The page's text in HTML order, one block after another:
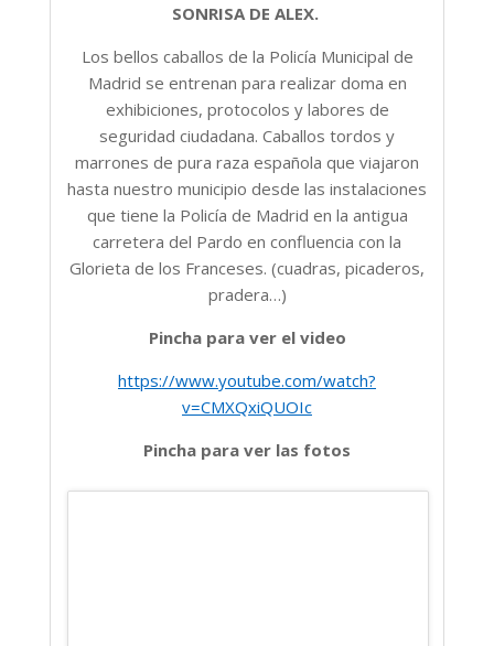
SONRISA DE ALEX.
Los bellos caballos de la Policía Municipal de
Madrid se entrenan para realizar doma en
exhibiciones, protocolos y labores de
seguridad ciudadana. Caballos tordos y
marrones de pura raza española que viajaron
hasta nuestro municipio desde las instalaciones
que tiene la Policía de Madrid en la antigua
carretera del Pardo en confluencia con la
Glorieta de los Franceses. (cuadras, picaderos,
pradera…)
Pincha para ver el video
https://www.youtube.com/watch?
v=CMXQxiQUOIc
Pincha para ver las fotos